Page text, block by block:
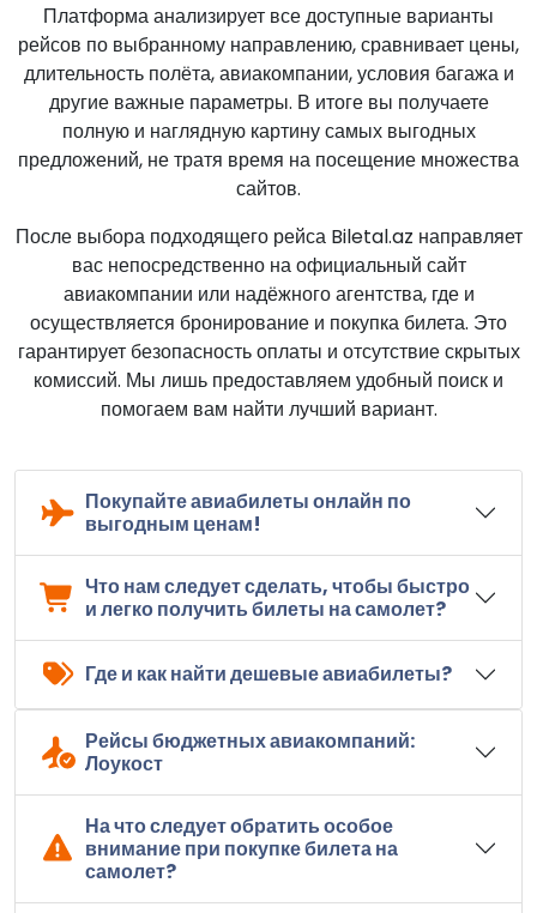
Платформа анализирует все доступные варианты
рейсов по выбранному направлению, сравнивает цены,
длительность полёта, авиакомпании, условия багажа и
другие важные параметры. В итоге вы получаете
полную и наглядную картину самых выгодных
предложений, не тратя время на посещение множества
сайтов.
После выбора подходящего рейса Biletal.az направляет
вас непосредственно на официальный сайт
авиакомпании или надёжного агентства, где и
осуществляется бронирование и покупка билета. Это
гарантирует безопасность оплаты и отсутствие скрытых
комиссий. Мы лишь предоставляем удобный поиск и
помогаем вам найти лучший вариант.
Покупайте авиабилеты онлайн по
выгодным ценам!
Что нам следует сделать, чтобы быстро
и легко получить билеты на самолет?
Где и как найти дешевые авиабилеты?
Рейсы бюджетных авиакомпаний:
Лоукост
На что следует обратить особое
внимание при покупке билета на
самолет?